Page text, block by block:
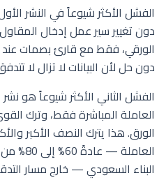
الفشل الأكثر شيوعاً في النشر
دون تغيير سير عمل إدخال
الورقي، فقط مع قارئ بصمات عند
دون حل لأن البيانات لا تزال لا
الفشل الثاني الأكثر شيوعاً هو
العاملة المباشرة فقط، وترك
الورق. هذا يترك النصف الأكبر
البناء السعودي — خارج مسار